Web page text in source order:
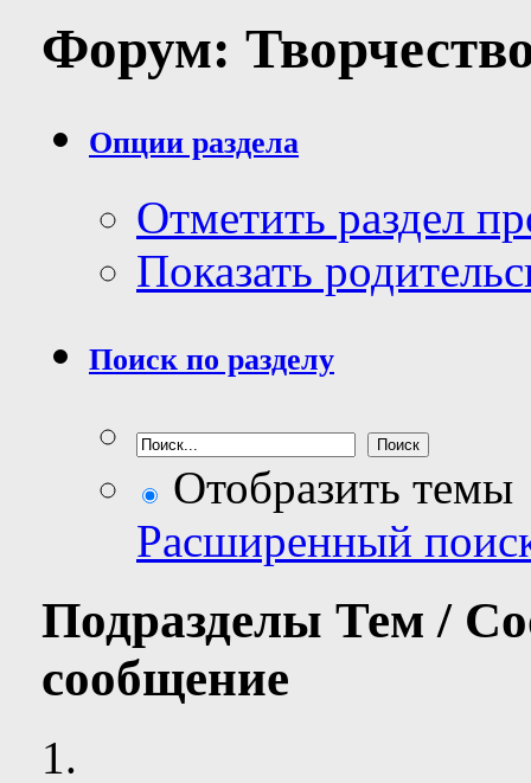
Форум:
Опции раздела
Отметить раздел
Показать
Поиск по разделу
Отобразить темы
Расширенный
Подразделы Тем /
сообщение